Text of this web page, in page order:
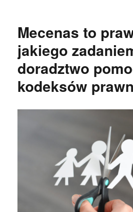
Mecenas to
jakiego
doradztwo
kodeksów